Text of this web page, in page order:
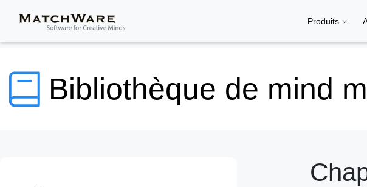
Produits
Bibliothèque de mind